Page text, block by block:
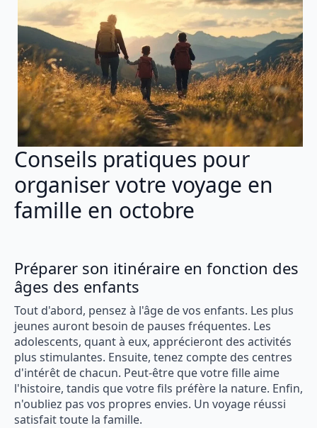
Conseils pratiques pour
organiser votre voyage en
famille en octobre
Préparer son itinéraire en fonction des
âges des enfants
Tout d'abord, pensez à l'âge de vos enfants. Les plus
jeunes auront besoin de pauses fréquentes. Les
adolescents, quant à eux, apprécieront des activités
plus stimulantes. Ensuite, tenez compte des centres
d'intérêt de chacun. Peut-être que votre fille aime
l'histoire, tandis que votre fils préfère la nature. Enfin,
n'oubliez pas vos propres envies. Un voyage réussi
satisfait toute la famille.